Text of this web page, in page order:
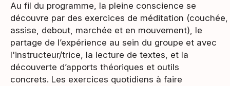
Au fil du programme, la pleine conscience se
découvre par des exercices de méditation (couchée,
assise, debout, marchée et en mouvement), le
partage de l’expérience au sein du groupe et avec
l'instructeur/trice, la lecture de textes, et la
découverte d’apports théoriques et outils
concrets. Les exercices quotidiens à faire